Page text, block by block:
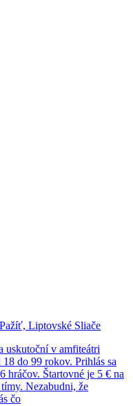
Liptovské Sliače
uskutoční v amfiteátri
do 99 rokov. Prihlás sa
hráčov. Štartovné je 5 € na
Nezabudni, že
čo